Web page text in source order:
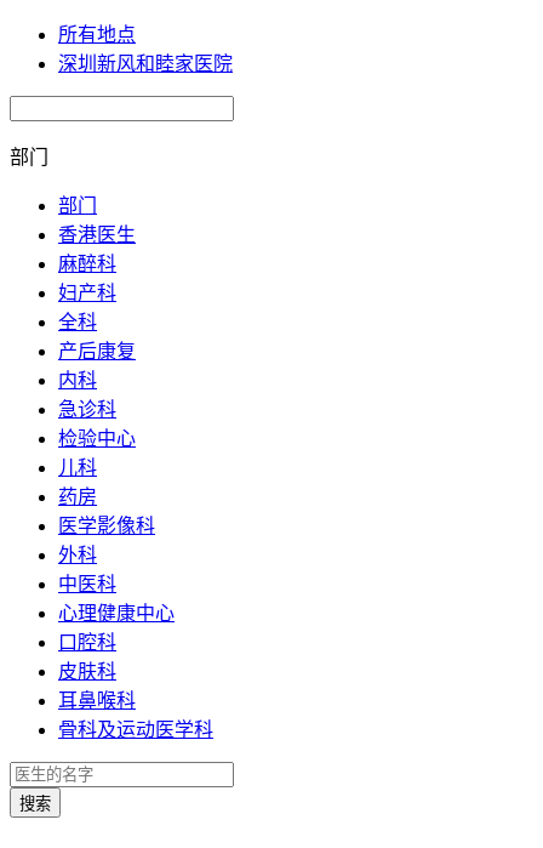
所有地点
深圳新风和睦家医院
部门
部门
香港医生
麻醉科
妇产科
全科
产后康复
内科
急诊科
检验中心
儿科
药房
医学影像科
外科
中医科
心理健康中心
口腔科
皮肤科
耳鼻喉科
骨科及运动医学科